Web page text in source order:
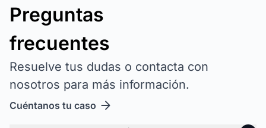
Preguntas
frecuentes
Resuelve tus dudas o contacta con
nosotros para más información.
Cuéntanos tu caso